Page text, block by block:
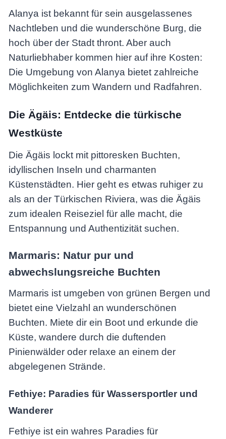
Alanya ist bekannt für sein ausgelassenes
Nachtleben und die wunderschöne Burg, die
hoch über der Stadt thront. Aber auch
Naturliebhaber kommen hier auf ihre Kosten:
Die Umgebung von Alanya bietet zahlreiche
Möglichkeiten zum Wandern und Radfahren.
Die Ägäis: Entdecke die türkische
Westküste
Die Ägäis lockt mit pittoresken Buchten,
idyllischen Inseln und charmanten
Küstenstädten. Hier geht es etwas ruhiger zu
als an der Türkischen Riviera, was die Ägäis
zum idealen Reiseziel für alle macht, die
Entspannung und Authentizität suchen.
Marmaris: Natur pur und
abwechslungsreiche Buchten
Marmaris ist umgeben von grünen Bergen und
bietet eine Vielzahl an wunderschönen
Buchten. Miete dir ein Boot und erkunde die
Küste, wandere durch die duftenden
Pinienwälder oder relaxe an einem der
abgelegenen Strände.
Fethiye: Paradies für Wassersportler und
Wanderer
Fethiye ist ein wahres Paradies für